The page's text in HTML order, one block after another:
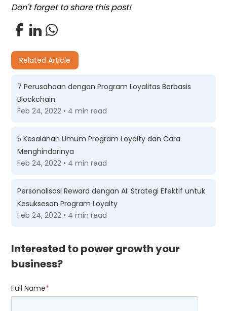
Don't forget to share this post!
Related Article
7 Perusahaan dengan Program Loyalitas Berbasis
Blockchain
Feb 24, 2022 • 4 min read
5 Kesalahan Umum Program Loyalty dan Cara
Menghindarinya
Feb 24, 2022 • 4 min read
Personalisasi Reward dengan AI: Strategi Efektif untuk
Kesuksesan Program Loyalty
Feb 24, 2022 • 4 min read
Interested to power growth your
business?
Full Name*